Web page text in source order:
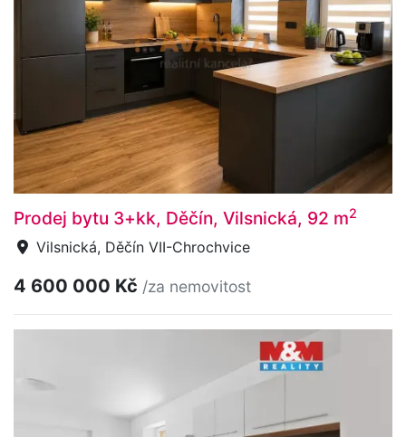
Prodej bytu 3+kk, Děčín, Vilsnická, 92 m2
Vilsnická, Děčín VII-Chrochvice
4 600 000 Kč /za nemovitost